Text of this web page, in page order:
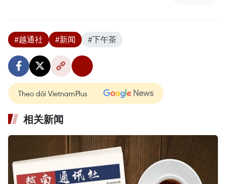
#越通社 #新闻 #下午茶
Theo dõi VietnamPlus
相关新闻